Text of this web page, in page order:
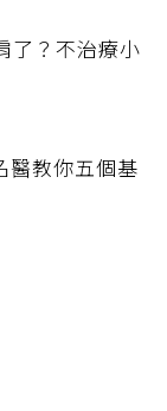
了？不治療小
醫教你五個基